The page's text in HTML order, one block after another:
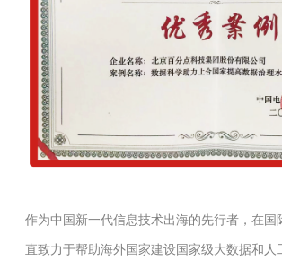
作为中国新一代信息技术出海的先行者，在国
直致力于帮助海外国家建设国家级大数据和人